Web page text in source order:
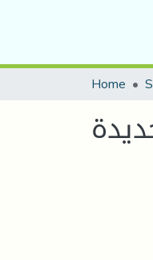
Home